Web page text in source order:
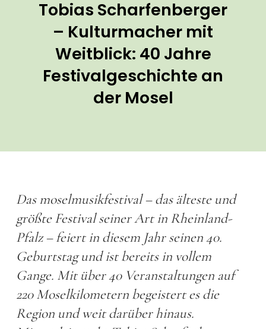
Tobias Scharfenberger
– Kulturmacher mit
Weitblick: 40 Jahre
Festivalgeschichte an
der Mosel
Das moselmusikfestival – das älteste und
größte Festival seiner Art in Rheinland-
Pfalz – feiert in diesem Jahr seinen 40.
Geburtstag und ist bereits in vollem
Gange. Mit über 40 Veranstaltungen auf
220 Moselkilometern begeistert es die
Region und weit darüber hinaus.